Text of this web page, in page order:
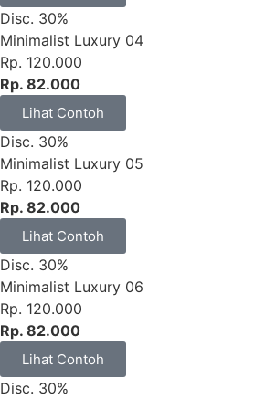
Disc. 30%
Minimalist Luxury 04
Rp. 120.000
Rp. 82.000
Lihat Contoh
Disc. 30%
Minimalist Luxury 05
Rp. 120.000
Rp. 82.000
Lihat Contoh
Disc. 30%
Minimalist Luxury 06
Rp. 120.000
Rp. 82.000
Lihat Contoh
Disc. 30%